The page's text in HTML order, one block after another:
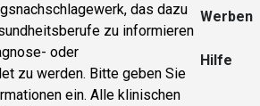
das dazu
zu informieren
oder
zu werden. Bitte geben Sie
ein. Alle klinischen
Werben
Hilfe